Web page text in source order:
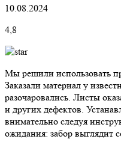
10.08.2024
4,8
Мы решили использовать
Заказали материал у
разочаровались. Листы
и других дефектов.
внимательно следуя
ожидания: забор выглядит